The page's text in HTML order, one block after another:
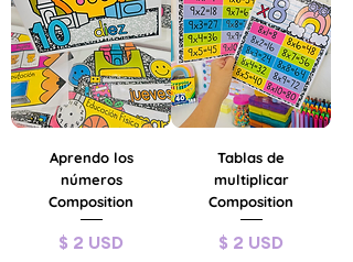
Aprendo los
números
Composition
Precio
$ 2 USD
Tablas de
multiplicar
Composition
Precio
$ 2 USD